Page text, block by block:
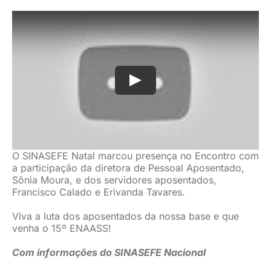
O SINASEFE Natal marcou presença no Encontro com
a participação da diretora de Pessoal Aposentado,
Sônia Moura, e dos servidores aposentados,
Francisco Calado e Erivanda Tavares.
Viva a luta dos aposentados da nossa base e que
venha o 15º ENAASS!
Com informações do SINASEFE Nacional